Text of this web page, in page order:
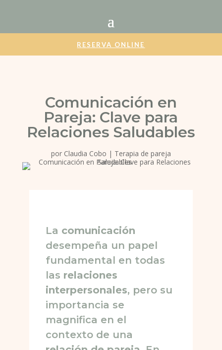
RESERVA ONLINE
Comunicación en
Pareja: Clave para
Relaciones Saludables
por Claudia Cobo | Terapia de pareja
La comunicación
desempeña un papel
fundamental en todas
las relaciones
interpersonales, pero su
importancia se
magnifica en el
contexto de una